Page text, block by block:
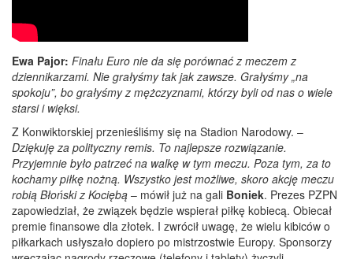
Ewa Pajor: Finału Euro nie da się porównać z meczem z
dziennikarzami. Nie grałyśmy tak jak zawsze. Grałyśmy „na
spokoju”, bo grałyśmy z mężczyznami, którzy byli od nas o wiele
starsi i więksi.
Z Konwiktorskiej przenieśliśmy się na Stadion Narodowy. –
Dziękuję za polityczny remis. To najlepsze rozwiązanie.
Przyjemnie było patrzeć na walkę w tym meczu. Poza tym, za to
kochamy piłkę nożną. Wszystko jest możliwe, skoro akcję meczu
robią Błoński z Kociębą – mówił już na gali Boniek. Prezes PZPN
zapowiedział, że związek będzie wspierał piłkę kobiecą. Obiecał
premie finansowe dla złotek. I zwrócił uwagę, że wielu kibiców o
piłkarkach usłyszało dopiero po mistrzostwie Europy. Sponsorzy